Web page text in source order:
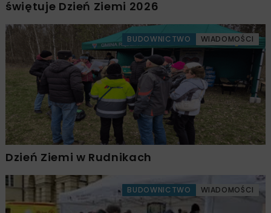
świętuje Dzień Ziemi 2026
BUDOWNICTWO WIADOMOŚCI
Dzień Ziemi w Rudnikach
BUDOWNICTWO WIADOMOŚCI